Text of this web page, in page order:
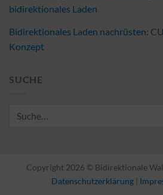
bidirektionales Laden
Bidirektionales Laden nachrüsten:
Konzept
SUCHE
Copyright 2026 © Bidirektionale
Datenschutzerklärung